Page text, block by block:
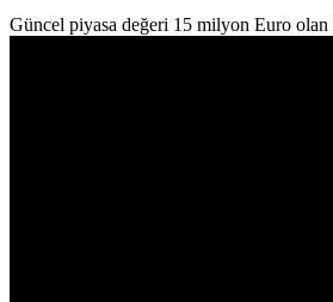
Güncel piyasa değeri 15 milyon Euro olan